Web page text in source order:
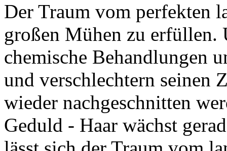
Der Traum vom perfekten
großen Mühen zu erfüllen.
chemische Behandlungen
und verschlechtern seinen
wieder nachgeschnitten
Geduld - Haar wächst